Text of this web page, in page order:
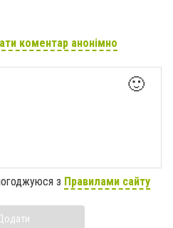
коментар анонімно
🙂
з Правилами сайту